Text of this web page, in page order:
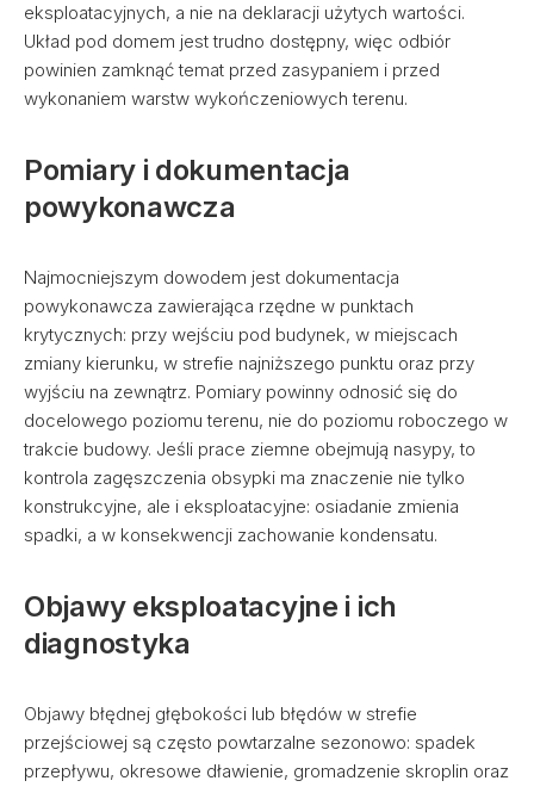
eksploatacyjnych, a nie na deklaracji użytych wartości.
Układ pod domem jest trudno dostępny, więc odbiór
powinien zamknąć temat przed zasypaniem i przed
wykonaniem warstw wykończeniowych terenu.
Pomiary i dokumentacja
powykonawcza
Najmocniejszym dowodem jest dokumentacja
powykonawcza zawierająca rzędne w punktach
krytycznych: przy wejściu pod budynek, w miejscach
zmiany kierunku, w strefie najniższego punktu oraz przy
wyjściu na zewnątrz. Pomiary powinny odnosić się do
docelowego poziomu terenu, nie do poziomu roboczego w
trakcie budowy. Jeśli prace ziemne obejmują nasypy, to
kontrola zagęszczenia obsypki ma znaczenie nie tylko
konstrukcyjne, ale i eksploatacyjne: osiadanie zmienia
spadki, a w konsekwencji zachowanie kondensatu.
Objawy eksploatacyjne i ich
diagnostyka
Objawy błędnej głębokości lub błędów w strefie
przejściowej są często powtarzalne sezonowo: spadek
przepływu, okresowe dławienie, gromadzenie skroplin oraz